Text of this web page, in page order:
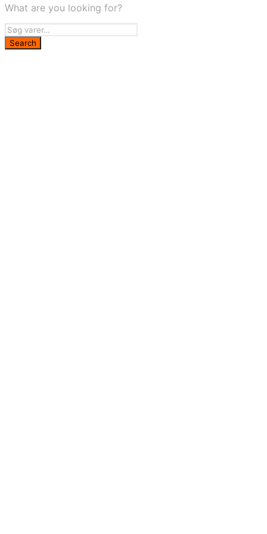
What are you looking for?